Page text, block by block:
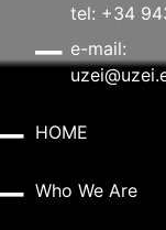
tel: +34
e-mail:
HOME
Who We Are